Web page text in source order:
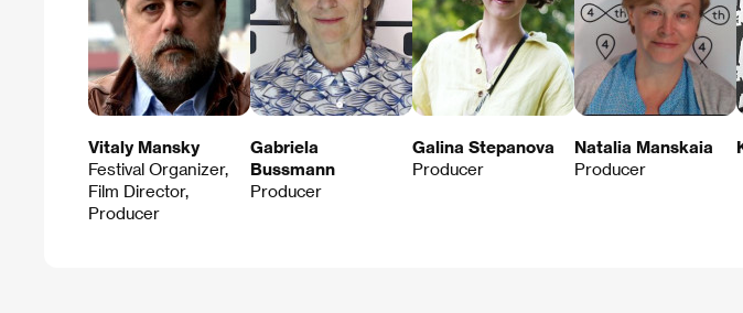
Vitaly Mansky
Festival Organizer,
Film Director,
Producer
Gabriela
Bussmann
Producer
Galina Stepanova
Producer
Natalia Manskaia
Producer